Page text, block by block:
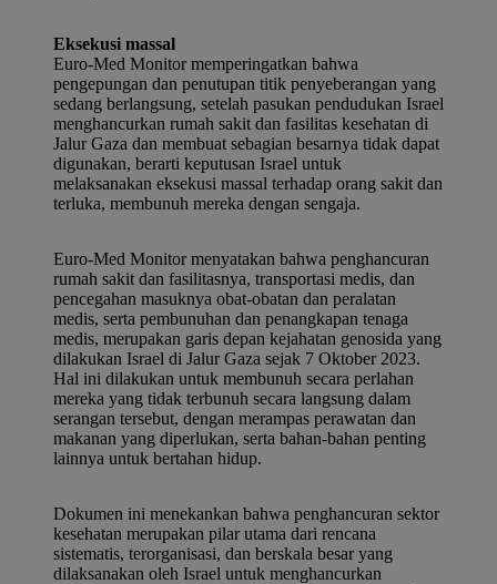
Eksekusi massal
Euro-Med Monitor memperingatkan bahwa
pengepungan dan penutupan titik penyeberangan yang
sedang berlangsung, setelah pasukan pendudukan Israel
menghancurkan rumah sakit dan fasilitas kesehatan di
Jalur Gaza dan membuat sebagian besarnya tidak dapat
digunakan, berarti keputusan Israel untuk
melaksanakan eksekusi massal terhadap orang sakit dan
terluka, membunuh mereka dengan sengaja.
Euro-Med Monitor menyatakan bahwa penghancuran
rumah sakit dan fasilitasnya, transportasi medis, dan
pencegahan masuknya obat-obatan dan peralatan
medis, serta pembunuhan dan penangkapan tenaga
medis, merupakan garis depan kejahatan genosida yang
dilakukan Israel di Jalur Gaza sejak 7 Oktober 2023.
Hal ini dilakukan untuk membunuh secara perlahan
mereka yang tidak terbunuh secara langsung dalam
serangan tersebut, dengan merampas perawatan dan
makanan yang diperlukan, serta bahan-bahan penting
lainnya untuk bertahan hidup.
Dokumen ini menekankan bahwa penghancuran sektor
kesehatan merupakan pilar utama dari rencana
sistematis, terorganisasi, dan berskala besar yang
dilaksanakan oleh Israel untuk menghancurkan